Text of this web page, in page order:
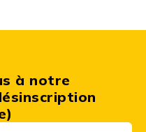
à notre